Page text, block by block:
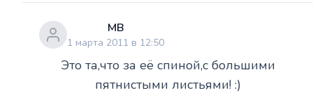
МВ
1 марта 2011 в 12:50
Это та,что за её спиной,с большими
пятнистыми листьями! :)